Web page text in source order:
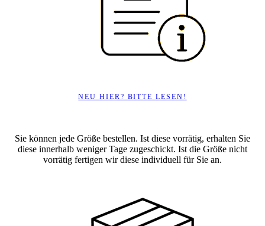
NEU HIER? BITTE LESEN!
Sie können jede Größe bestellen. Ist diese vorrätig, erhalten Sie
diese innerhalb weniger Tage zugeschickt. Ist die Größe nicht
vorrätig fertigen wir diese individuell für Sie an.